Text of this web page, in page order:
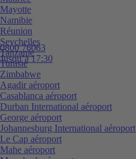
0800 76063
Jusqu’à 17:30
Mayotte
Namibie
Réunion
Seychelles
Tanzanie
Tunisie
Zimbabwe
Agadir aéroport
Casablanca aéroport
Durban International aéroport
George aéroport
Johannesburg International aéroport
Le Cap aéroport
Mahe aéroport